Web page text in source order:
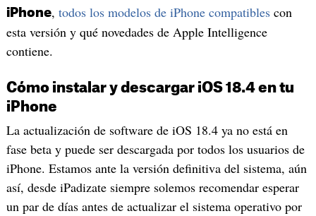
iPhone, todos los modelos de iPhone compatiblescon
esta versión y qué novedades de Apple Intelligence
contiene.
Cómo instalar y descargar iOS 18.4 en tu
iPhone
La actualización de software de iOS 18.4 ya no está en
fase beta y puede ser descargada por todos los usuarios de
iPhone. Estamos ante la versión definitiva del sistema, aún
así, desde iPadizate siempre solemos recomendar esperar
un par de días antes de actualizar el sistema operativo por